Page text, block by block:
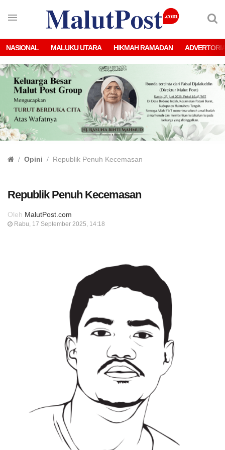
NASIONAL MALUKU UTARA HIKMAH RAMADAN
Opini Republik Penuh Kecemasan
Republik Penuh Kecemasan
Oleh MalutPost.com
Rabu, 17 September 2025, 14:18